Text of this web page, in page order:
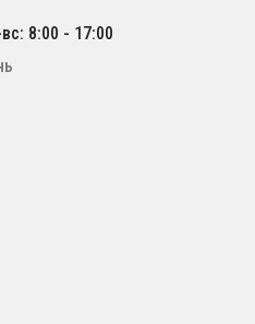
8:00 - 17:00